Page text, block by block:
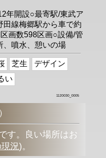
年開設○最寄駅/東武ア
田線梅郷駅から車で約
画数598区画○設備/管
、噴水、憩いの場
芝生
デザイン
い
1120030_0005
す。良い場所はお
況)。